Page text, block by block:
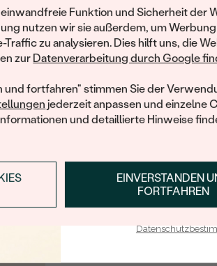
Funktion und Sicherheit der
nutzen wir sie außerdem, um Werbung
zu analysieren. Dies hilft uns, die
zur Datenverarbeitung durch Google
und fortfahren" stimmen Sie der
jederzeit anpassen und einzelne
und detaillierte Hinweise
EINVERSTANDEN
FORTFAHREN
Werden Sie Teil
und entdecken Sie die
gefertigten Schmucks
Ihren ersten
ANMELDEN &
E-Mail-Adresse je bei uns in